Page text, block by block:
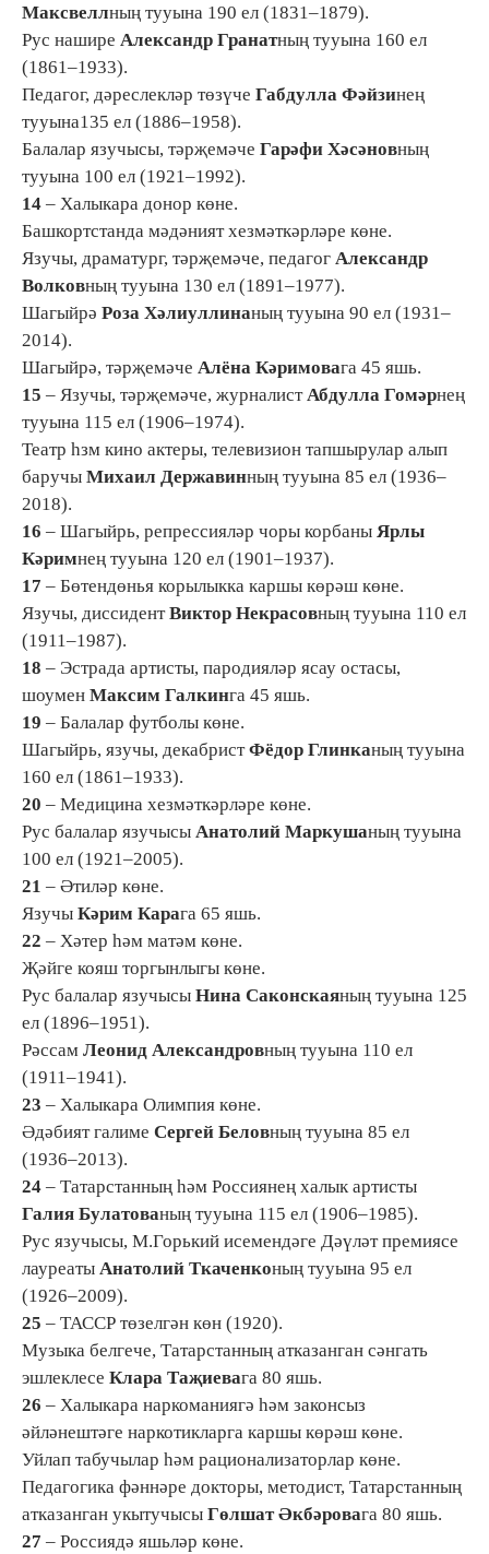
Максвеллның тууына 190 ел (1831–1879).
Рус нашире Александр Гранатның тууына 160 ел
(1861–1933).
Педагог, дәреслекләр төзүче Габдулла Фәйзинең
тууына135 ел (1886–1958).
Балалар язучысы, тәрҗемәче Гарәфи Хәсәновның
тууына 100 ел (1921–1992).
14 – Халыкара донор көне.
Башкортстанда мәдәният хезмәткәрләре көне.
Язучы, драматург, тәрҗемәче, педагог Александр
Волковның тууына 130 ел (1891–1977).
Шагыйрә Роза Хәлиуллинаның тууына 90 ел (1931–
2014).
Шагыйрә, тәрҗемәче Алёна Кәримовага 45 яшь.
15 – Язучы, тәрҗемәче, журналистАбдулла Гомәрнең
тууына 115 ел (1906–1974).
Театр һзм кино актеры, телевизион тапшырулар алып
баручы Михаил Державинның тууына 85 ел (1936–
2018).
16 – Шагыйрь, репрессияләр чоры корбаны Ярлы
Кәримнең тууына 120 ел (1901–1937).
17 – Бөтендөнья корылыкка каршы көрәш көне.
Язучы, диссидентВиктор Некрасовның тууына 110 ел
(1911–1987).
18 – Эстрада артисты, пародияләр ясау остасы,
шоумен Максим Галкинга 45 яшь.
19 – Балалар футболы көне.
Шагыйрь, язучы, декабристФёдор Глинканың тууына
160 ел (1861–1933).
20 – Медицина хезмәткәрләре көне.
Рус балалар язучысы Анатолий Маркушаның тууына
100 ел (1921–2005).
21 – Әтиләр көне.
Язучы Кәрим Карага 65 яшь.
22 – Хәтер һәм матәм көне.
Җәйге кояш торгынлыгы көне.
Рус балалар язучысы Нина Саконскаяның тууына 125
ел (1896–1951).
Рәссам Леонид Александровның тууына 110 ел
(1911–1941).
23 – Халыкара Олимпия көне.
Әдәбият галиме Сергей Беловның тууына 85 ел
(1936–2013).
24 – Татарстанның һәм Россиянең халык артисты
Галия Булатованың тууына 115 ел (1906–1985).
Рус язучысы, М.Горький исемендәге Дәүләт премиясе
лауреаты Анатолий Ткаченконың тууына 95 ел
(1926–2009).
25 – ТАССР төзелгән көн (1920).
Музыка белгече, Татарстанның атказанган сәнгать
эшлеклесе Клара Таҗиевага 80 яшь.
26 – Халыкара наркоманиягә һәм законсыз
әйләнештәге наркотикларга каршы көрәш көне.
Уйлап табучылар һәм рационализаторлар көне.
Педагогика фәннәре докторы, методист, Татарстанның
атказанган укытучысы Гөлшат Әкбәровага 80 яшь.
27 – Россиядә яшьләр көне.